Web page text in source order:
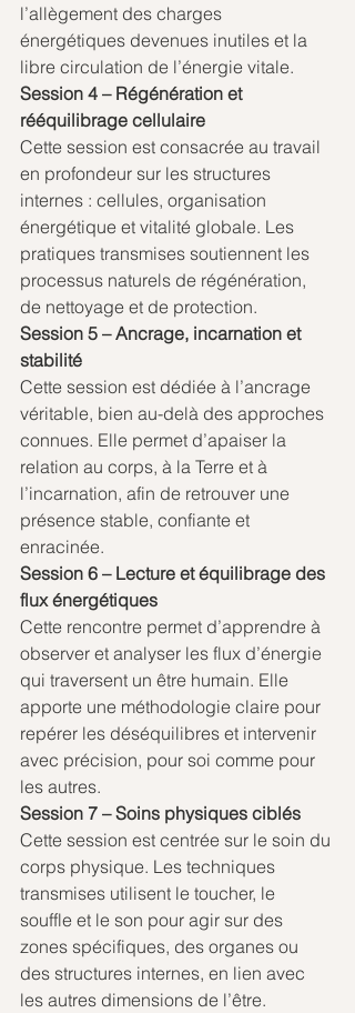
l’allègement des charges
énergétiques devenues inutiles et la
libre circulation de l’énergie vitale.
Session 4 – Régénération et
rééquilibrage cellulaire
Cette session est consacrée au travail
en profondeur sur les structures
internes : cellules, organisation
énergétique et vitalité globale. Les
pratiques transmises soutiennent les
processus naturels de régénération,
de nettoyage et de protection.
Session 5 – Ancrage, incarnation et
stabilité
Cette session est dédiée à l’ancrage
véritable, bien au-delà des approches
connues. Elle permet d’apaiser la
relation au corps, à la Terre et à
l’incarnation, afin de retrouver une
présence stable, confiante et
enracinée.
Session 6 – Lecture et équilibrage des
flux énergétiques
Cette rencontre permet d’apprendre à
observer et analyser les flux d’énergie
qui traversent un être humain. Elle
apporte une méthodologie claire pour
repérer les déséquilibres et intervenir
avec précision, pour soi comme pour
les autres.
Session 7 – Soins physiques ciblés
Cette session est centrée sur le soin du
corps physique. Les techniques
transmises utilisent le toucher, le
souffle et le son pour agir sur des
zones spécifiques, des organes ou
des structures internes, en lien avec
les autres dimensions de l’être.